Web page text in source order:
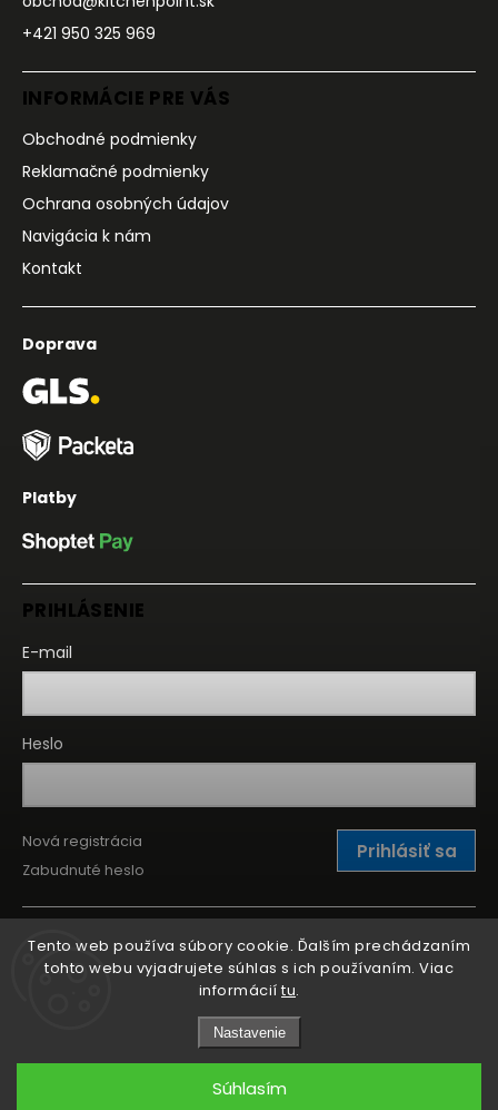
Tento web používa súbory cookie. Ďalším prechádzaním
tohto webu vyjadrujete súhlas s ich používaním. Viac
informácií tu.
Nastavenie
Súhlasím
+421 950 325 969
INFORMÁCIE PRE VÁS
Obchodné podmienky
Reklamačné podmienky
Ochrana osobných údajov
Navigácia k nám
Kontakt
Doprava
Platby
PRIHLÁSENIE
E-mail
Heslo
Prihlásiť sa
Nová registrácia
Zabudnuté heslo